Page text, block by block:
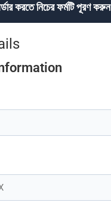
করতে নিচের ফর্মটি পূরণ করুন